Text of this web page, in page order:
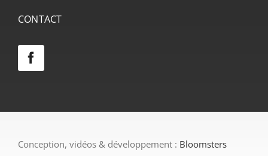
CONTACT
Conception, vidéos & développement : Bloomsters